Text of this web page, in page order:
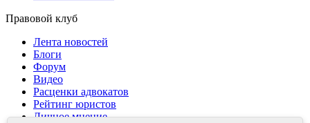
Правовой клуб
Лента новостей
Блоги
Форум
Видео
Расценки адвокатов
Рейтинг юристов
Личное мнение